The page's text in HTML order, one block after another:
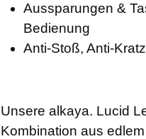
Aussparungen &
Bedienung
Anti-Stoß, Anti-
Unsere alkaya. Lucid
Kombination aus